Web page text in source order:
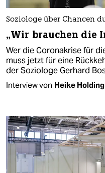
Soziologe über Chancen
„Wir brauchen die
Wer die Coronakrise für
muss jetzt für eine
der Soziologe Gerhard
Interview von Heike